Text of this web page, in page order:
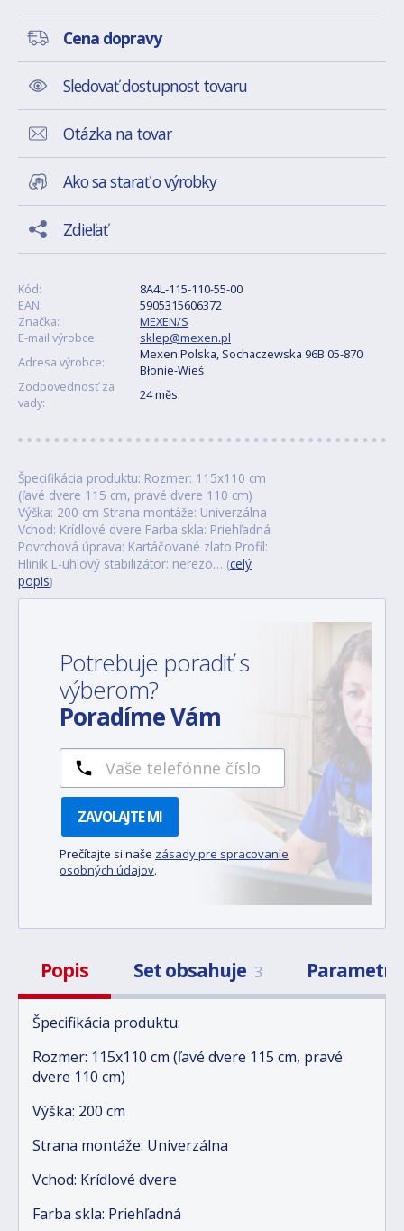
Cena dopravy
Sledovať dostupnost tovaru
Otázka na tovar
Ako sa starať o výrobky
Zdieľať
Kód:
8A4L-115-110-55-00
EAN:
5905315606372
Značka:
MEXEN/S
E-mail výrobce:
sklep@mexen.pl
Adresa výrobce:
Mexen Polska, Sochaczewska 96B 05-870
Błonie-Wieś
Zodpovednosť za
vady:
24 měs.
Špecifikácia produktu: Rozmer: 115x110 cm
(ľavé dvere 115 cm, pravé dvere 110 cm)
Výška: 200 cm Strana montáže: Univerzálna
Vchod: Krídlové dvere Farba skla: Priehľadná
Povrchová úprava: Kartáčované zlato Profil:
Hliník L-uhlový stabilizátor: nerezo… (celý
popis)
Potrebuje poradiť s
výberom?
Poradíme Vám
ZAVOLAJTE MI
Prečítajte si naše zásady pre spracovanie
osobných údajov.
Popis Set obsahuje 3 Parametre
Špecifikácia produktu:
Rozmer: 115x110 cm (ľavé dvere 115 cm, pravé
dvere 110 cm)
Výška: 200 cm
Strana montáže: Univerzálna
Vchod: Krídlové dvere
Farba skla: Priehľadná